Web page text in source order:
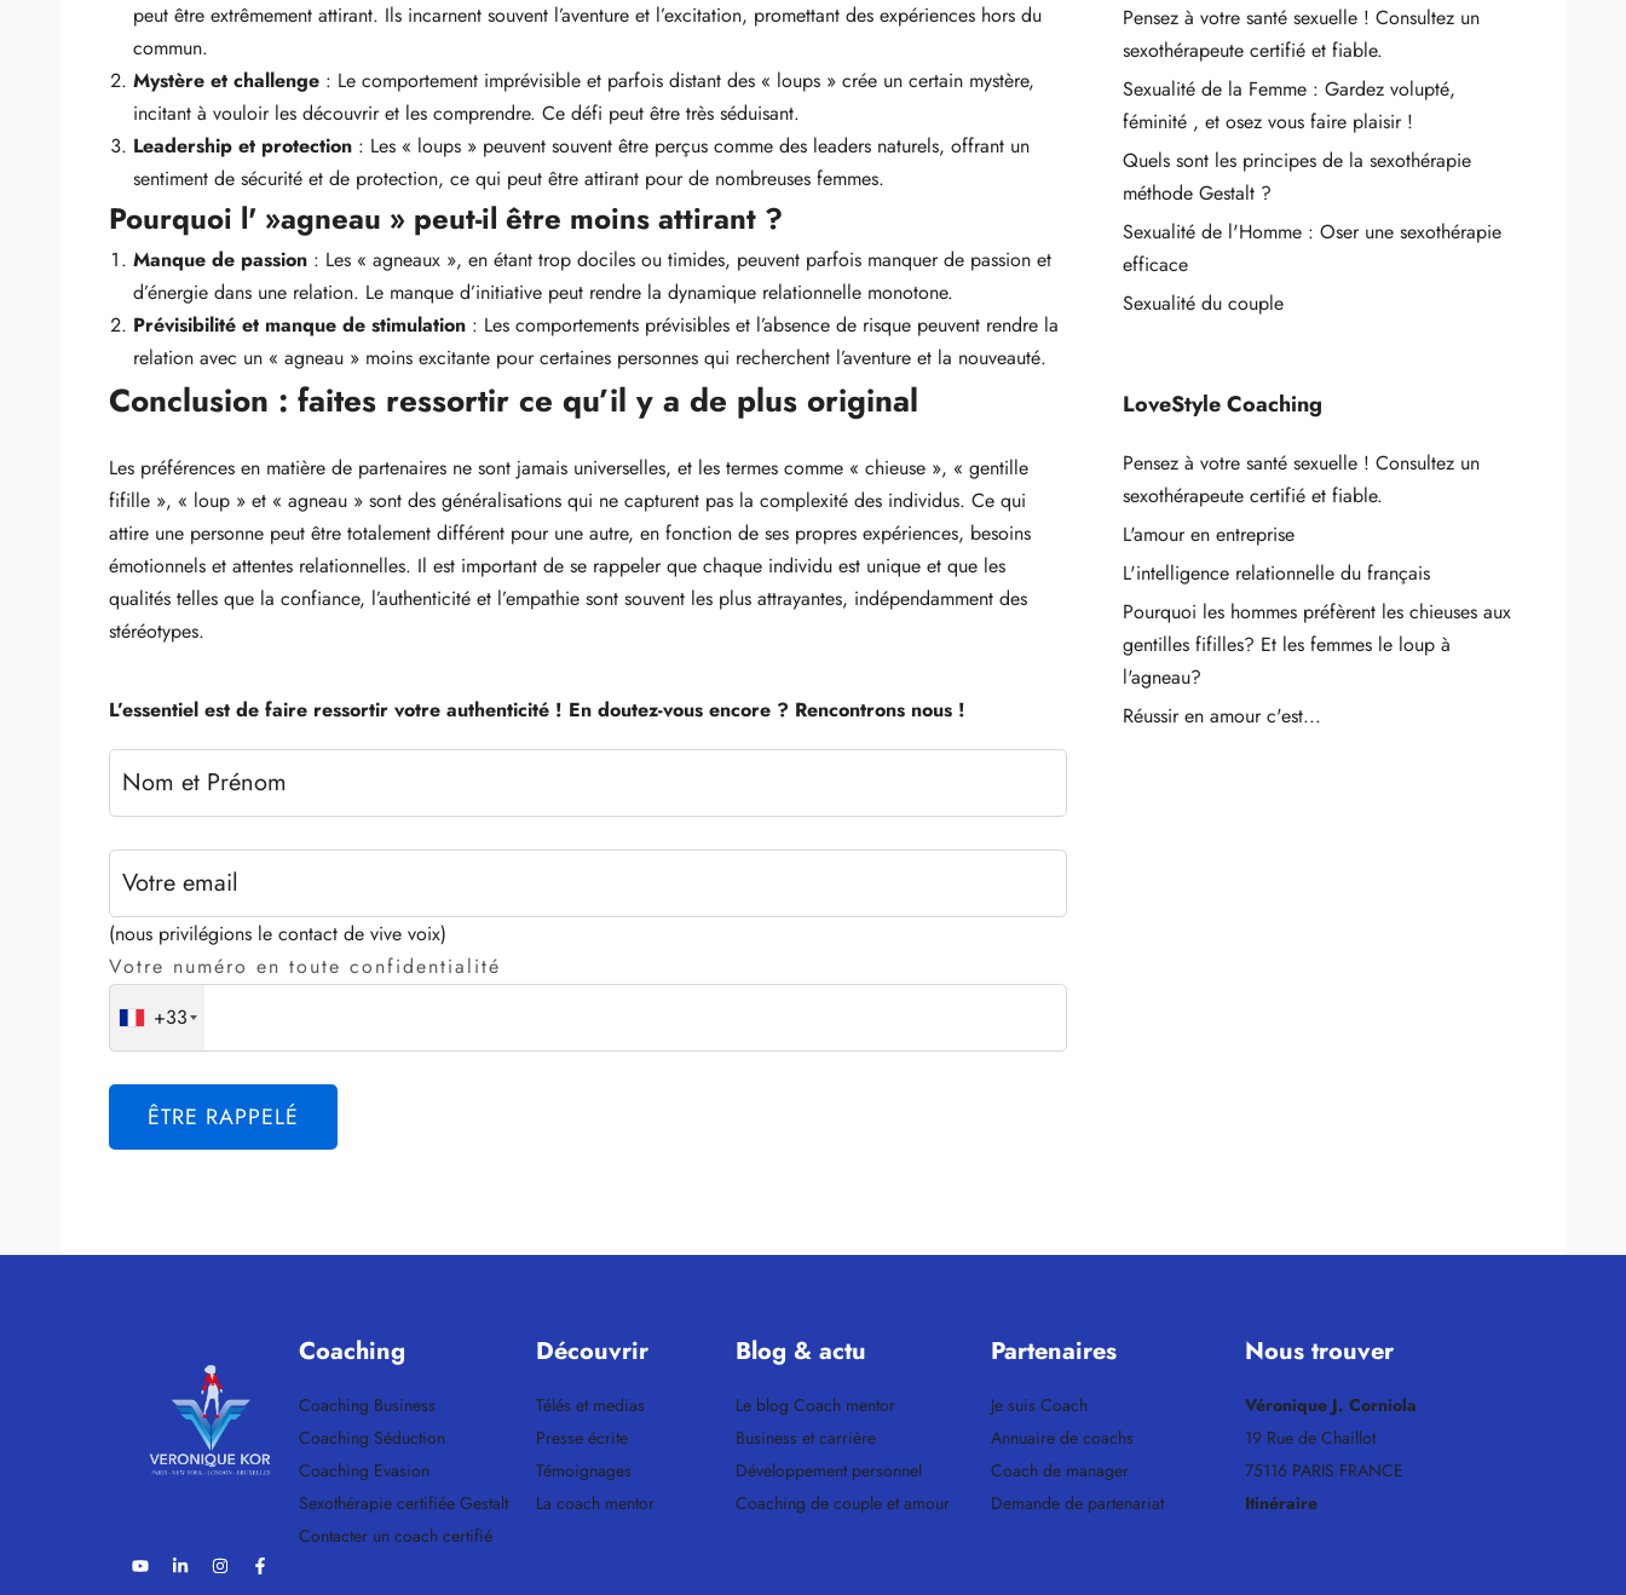
peut être extrêmement attirant. Ils incarnent souvent l’aventure et l’excitation, promettant des expériences hors du
commun.
Mystère et challenge: Le comportement imprévisible et parfois distant des « loups » crée un certain mystère,
incitant à vouloir les découvrir et les comprendre. Ce défi peut être très séduisant.
Leadership et protection: Les « loups » peuvent souvent être perçus comme des leaders naturels, offrant un
sentiment de sécurité et de protection, ce qui peut être attirant pour de nombreuses femmes.
Pourquoi l' »agneau » peut-il être moins attirant ?
Manque de passion: Les « agneaux », en étant trop dociles ou timides, peuvent parfois manquer de passion et
d’énergie dans une relation. Le manque d’initiative peut rendre la dynamique relationnelle monotone.
Prévisibilité et manque de stimulation: Les comportements prévisibles et l’absence de risque peuvent rendre la
relation avec un « agneau » moins excitante pour certaines personnes qui recherchent l’aventure et la nouveauté.
Conclusion : faites ressortir ce qu’il y a de plus original
Les préférences en matière de partenaires ne sont jamais universelles, et les termes comme « chieuse », « gentille
fifille », « loup » et « agneau » sont des généralisations qui ne capturent pas la complexité des individus. Ce qui
attire une personne peut être totalement différent pour une autre, en fonction de ses propres expériences, besoins
émotionnels et attentes relationnelles. Il est important de se rappeler que chaque individu est unique et que les
qualités telles que la confiance, l’authenticité et l’empathie sont souvent les plus attrayantes, indépendamment des
stéréotypes.
L’essentiel est de faire ressortir votre authenticité ! En doutez-vous encore ? Rencontrons nous !
(nous privilégions le contact de vive voix)
Votre numéro en toute confidentialité
+33
Pensez à votre santé sexuelle ! Consultez un
sexothérapeute certifié et fiable.
Sexualité de la Femme : Gardez volupté,
féminité , et osez vous faire plaisir !
Quels sont les principes de la sexothérapie
méthode Gestalt ?
Sexualité de l'Homme : Oser une sexothérapie
efficace
Sexualité du couple
LoveStyle Coaching
Pensez à votre santé sexuelle ! Consultez un
sexothérapeute certifié et fiable.
L'amour en entreprise
L'intelligence relationnelle du français
Pourquoi les hommes préfèrent les chieuses aux
gentilles fifilles? Et les femmes le loup à
l'agneau?
Réussir en amour c'est...
Coaching
Coaching Business
Coaching Séduction
Coaching Evasion
Sexothérapie certifiée Gestalt
Contacter un coach certifié
Découvrir
Télés et medias
Presse écrite
Témoignages
La coach mentor
Blog & actu
Le blog Coach mentor
Business et carrière
Développement personnel
Coaching de couple et amour
Partenaires
Je suis Coach
Annuaire de coachs
Coach de manager
Demande de partenariat
Nous trouver
Véronique J. Corniola
19 Rue de Chaillot
75116 PARIS FRANCE
Itinéraire